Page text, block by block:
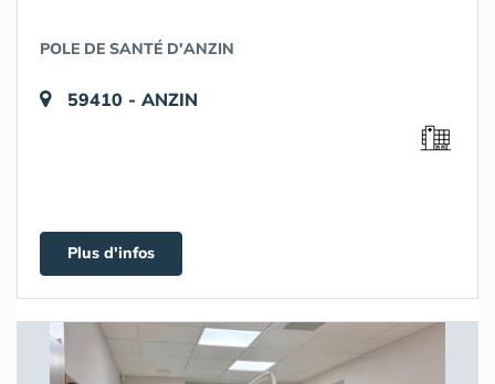
POLE DE SANTÉ D'ANZIN
59410 - ANZIN
Plus d'infos